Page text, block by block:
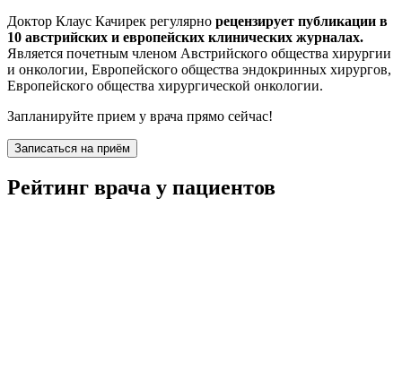
Доктор Клаус Качирек регулярно рецензирует публикации в
10 австрийских и европейских клинических журналах.
Является почетным членом Австрийского общества хирургии
и онкологии, Европейского общества эндокринных хирургов,
Европейского общества хирургической онкологии.
Запланируйте прием у врача прямо сейчас!
Записаться на приём
Рейтинг врача у пациентов